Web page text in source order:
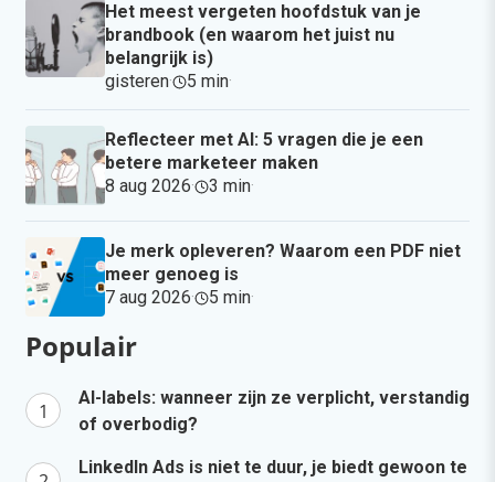
Het meest vergeten hoofdstuk van je
brandbook (en waarom het juist nu
belangrijk is)
gisteren· 5 min·
Reflecteer met AI: 5 vragen die je een
betere marketeer maken
8 aug 2026· 3 min·
Je merk opleveren? Waarom een PDF niet
meer genoeg is
7 aug 2026· 5 min·
Populair
AI-labels: wanneer zijn ze verplicht, verstandig
of overbodig?
LinkedIn Ads is niet te duur, je biedt gewoon te